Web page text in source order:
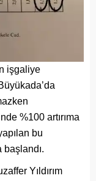
işgaliye
%100 artırıma
bu
başlandı.
Yıldırım